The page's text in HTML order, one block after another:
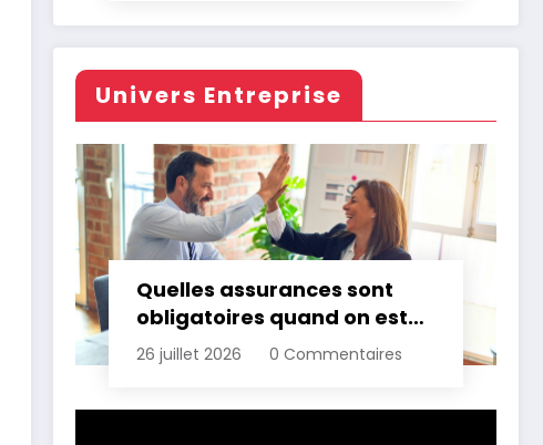
Univers Entreprise
Quelles assurances sont
obligatoires quand on est
professionnel ?
26 juillet 2026 0 Commentaires